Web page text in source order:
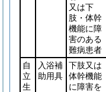
又は下
肢・体幹
機能に障
害のある
難病患者
自
立
生
入浴補
助用具
下肢又は
体幹機能
に障害を